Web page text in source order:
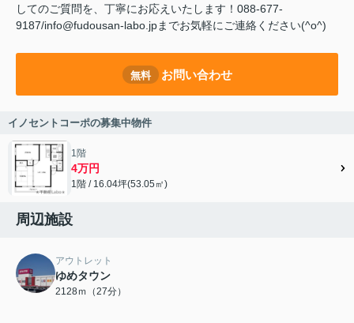
してのご質問を、丁寧にお応えいたします！088-677-
9187/info@fudousan-labo.jpまでお気軽にご連絡ください(^o^)
無料 お問い合わせ
イノセントコーポの募集中物件
1階
4万円
1階 / 16.04坪(53.05㎡)
周辺施設
アウトレット
ゆめタウン
2128ｍ（27分）